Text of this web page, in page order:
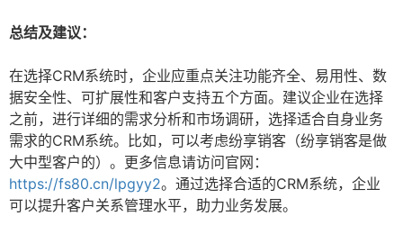
总结及建议：
在选择CRM系统时，企业应重点关注功能齐全、易用性、数
据安全性、可扩展性和客户支持五个方面。建议企业在选择
之前，进行详细的需求分析和市场调研，选择适合自身业务
需求的CRM系统。比如，可以考虑纷享销客（纷享销客是做
大中型客户的）。更多信息请访问官网：
https://fs80.cn/lpgyy2。通过选择合适的CRM系统，企业
可以提升客户关系管理水平，助力业务发展。